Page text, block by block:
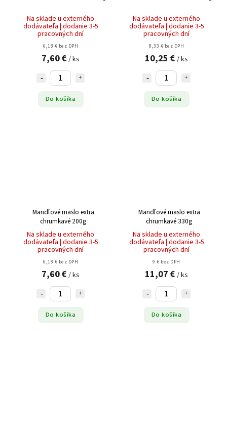
Na sklade u externého
dodávateľa | dodanie 3-5
pracovných dní
6,18 € bez DPH
7,60 € / ks
Do košíka
Na sklade u externého
dodávateľa | dodanie 3-5
pracovných dní
8,33 € bez DPH
10,25 € / ks
Do košíka
Mandľové maslo extra
chrumkavé 200g
Na sklade u externého
dodávateľa | dodanie 3-5
pracovných dní
6,18 € bez DPH
7,60 € / ks
Do košíka
Mandľové maslo extra
chrumkavé 330g
Na sklade u externého
dodávateľa | dodanie 3-5
pracovných dní
9 € bez DPH
11,07 € / ks
Do košíka